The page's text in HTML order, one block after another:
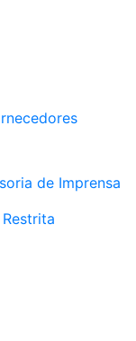
de Imprensa
Restrita